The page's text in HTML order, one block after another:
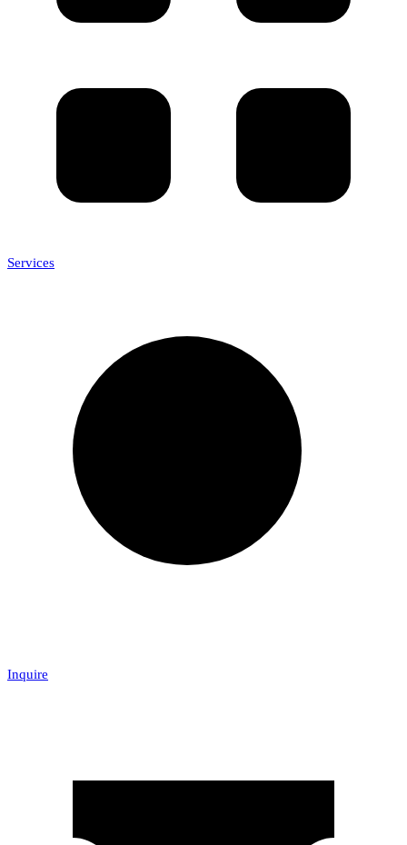
Services
Inquire